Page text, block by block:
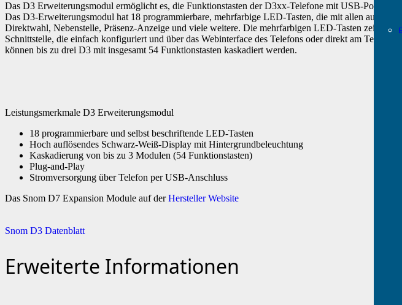
Das D3 Erweiterungsmodul ermöglicht es, die Funktionstasten der D3xx-Telefone mit USB-Port zu
Das D3-Erweiterungsmodul hat 18 programmierbare, mehrfarbige LED-Tasten, die mit allen auf
Direktwahl, Nebenstelle, Präsenz-Anzeige und viele weitere. Die mehrfarbigen LED-Tasten zeigen
Schnittstelle, die einfach konfiguriert und über das Webinterface des Telefons oder direkt am
können bis zu drei D3 mit insgesamt 54 Funktionstasten kaskadiert werden.
Leistungsmerkmale D3 Erweiterungsmodul
18 programmierbare und selbst beschriftende LED-Tasten
Hoch auflösendes Schwarz-Weiß-Display mit Hintergrundbeleuchtung
Kaskadierung von bis zu 3 Modulen (54 Funktionstasten)
Plug-and-Play
Stromversorgung über Telefon per USB-Anschluss
Das Snom D7 Expansion Module auf derHersteller Website
Snom D3 Datenblatt
Erweiterte Informationen